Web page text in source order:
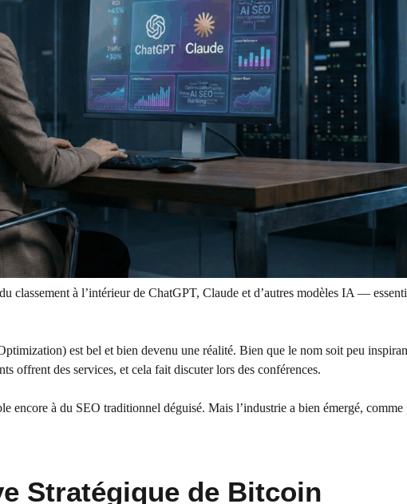
classement à l’intérieur de ChatGPT, Claude et d’autres modèles IA —
est bel et bien devenu une réalité. Bien que le nom soit peu
offrent des services, et cela fait discuter lors des conférences.
encore à du SEO traditionnel déguisé. Mais l’industrie a bien émergé, comme
Stratégique de Bitcoin